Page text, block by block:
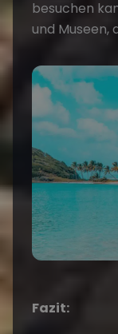
besuchen
und Museen,
Fazit: